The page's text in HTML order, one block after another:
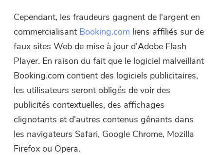
Cependant, les fraudeurs gagnent de l'argent en
commercialisant Booking.com liens affiliés sur de
faux sites Web de mise à jour d'Adobe Flash
Player. En raison du fait que le logiciel malveillant
Booking.com contient des logiciels publicitaires,
les utilisateurs seront obligés de voir des
publicités contextuelles, des affichages
clignotants et d'autres contenus gênants dans
les navigateurs Safari, Google Chrome, Mozilla
Firefox ou Opera.